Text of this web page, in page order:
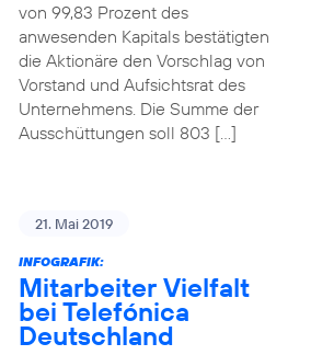
von 99,83 Prozent des
anwesenden Kapitals bestätigten
die Aktionäre den Vorschlag von
Vorstand und Aufsichtsrat des
Unternehmens. Die Summe der
Ausschüttungen soll 803 […]
21. Mai 2019
INFOGRAFIK:
Mitarbeiter Vielfalt
bei Telefónica
Deutschland